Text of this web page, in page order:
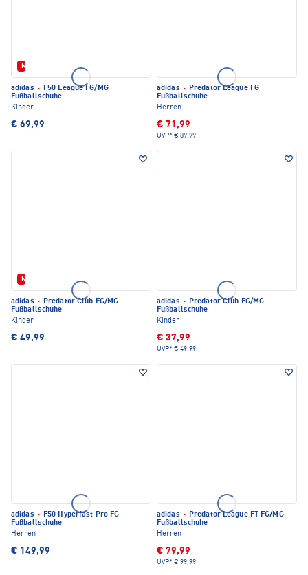
Neu
adidas · F50 League FG/MG
Fußballschuhe
Kinder
€ 69,99
adidas · Predator League FG
Fußballschuhe
Herren
€ 71,99
UVP* € 89,99
Neu
adidas · Predator Club FG/MG
Fußballschuhe
Kinder
€ 49,99
adidas · Predator Club FG/MG
Fußballschuhe
Kinder
€ 37,99
UVP* € 49,99
adidas · F50 Hyperfast Pro FG
Fußballschuhe
Herren
€ 149,99
adidas · Predator League FT FG/MG
Fußballschuhe
Herren
€ 79,99
UVP* € 99,99